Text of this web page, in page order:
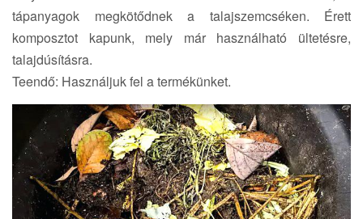
tápanyagok megkötődnek a talajszemcséken. Érett
komposztot kapunk, mely már használható ültetésre,
talajdúsításra.
Teendő: Használjuk fel a termékünket.